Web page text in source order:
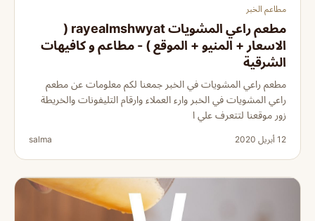
مطاعم الخبر
مطعم راعي المشويات rayealmshwyat (
الاسعار + المنيو + الموقع ) - مطاعم و كافيهات
الشرقية
مطعم راعي المشويات في الخبر جمعنا لكم معلومات عن مطعم
راعي المشويات في الخبر وارء العملاء وارقام التليفونات والخريطة
زور موقعنا لتتعرف علي ا
12 أبريل 2020 salma